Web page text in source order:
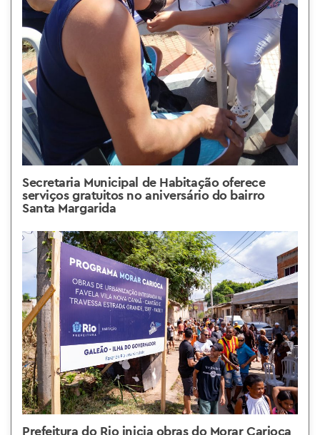
Secretaria Municipal de Habitação oferece
serviços gratuitos no aniversário do bairro
Santa Margarida
Prefeitura do Rio inicia obras do Morar Carioca